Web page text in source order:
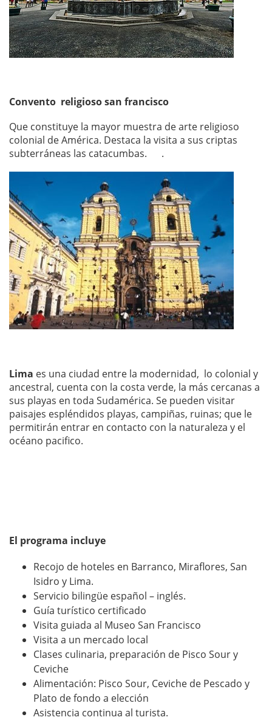
Convento religioso san francisco
Que constituye la mayor muestra de arte religioso
colonial de América. Destaca la visita a sus criptas
subterráneas las catacumbas. .
Lima es una ciudad entre la modernidad, lo colonial y
ancestral, cuenta con la costa verde, la más cercanas a
sus playas en toda Sudamérica. Se pueden visitar
paisajes espléndidos playas, campiñas, ruinas; que le
permitirán entrar en contacto con la naturaleza y el
océano pacifico.
El programa incluye
Recojo de hoteles en Barranco, Miraflores, San
Isidro y Lima.
Servicio bilingüe español – inglés.
Guía turístico certificado
Visita guiada al Museo San Francisco
Visita a un mercado local
Clases culinaria, preparación de Pisco Sour y
Ceviche
Alimentación: Pisco Sour, Ceviche de Pescado y
Plato de fondo a elección
Asistencia continua al turista.